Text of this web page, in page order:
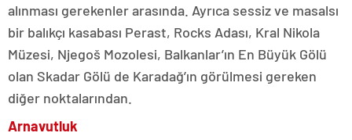
alınması gerekenler arasında. Ayrıca sessiz ve masalsı
bir balıkçı kasabası Perast, Rocks Adası, Kral Nikola
Müzesi, Njegoš Mozolesi, Balkanlar’ın En Büyük Gölü
olan Skadar Gölü de Karadağ’ın görülmesi gereken
diğer noktalarından.
Arnavutluk